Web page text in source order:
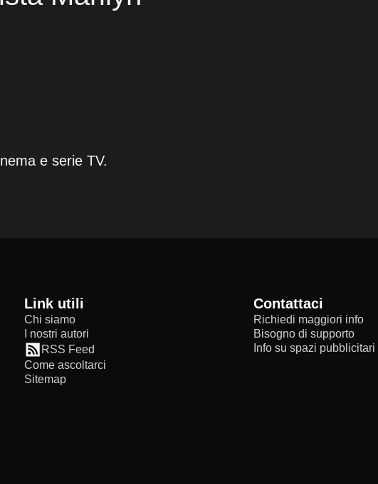
e serie TV.
Link utili
Chi siamo
I nostri autori
RSS Feed
Come ascoltarci
Sitemap
Contattaci
Richiedi maggiori info
Bisogno di supporto
Info su spazi pubblicitari